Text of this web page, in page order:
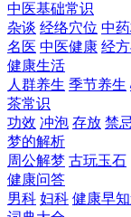
中医基础常识
杂谈 经络穴位 中
名医 中医健康 经
健康生活
人群养生 季节养生
茶常识
功效 冲泡 存放 禁
梦的解析
周公解梦 古玩玉石
健康问答
男科 妇科 健康早